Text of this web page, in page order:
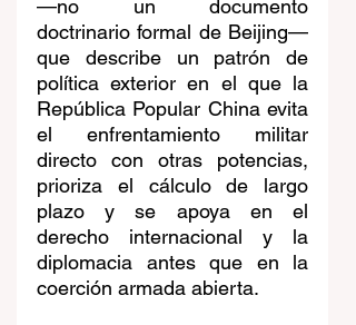
—no un documento
doctrinario formal de Beijing—
que describe un patrón de
política exterior en el que la
República Popular China evita
el enfrentamiento militar
directo con otras potencias,
prioriza el cálculo de largo
plazo y se apoya en el
derecho internacional y la
diplomacia antes que en la
coerción armada abierta.